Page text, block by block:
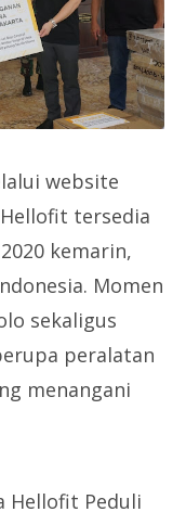
website
tersedia
kemarin,
Momen
sekaligus
peralatan
menangani
Hellofit Peduli